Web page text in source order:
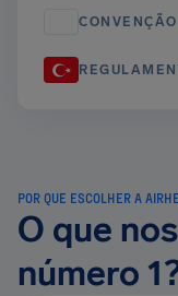
POR QUE ESCOLHER A
O que
número